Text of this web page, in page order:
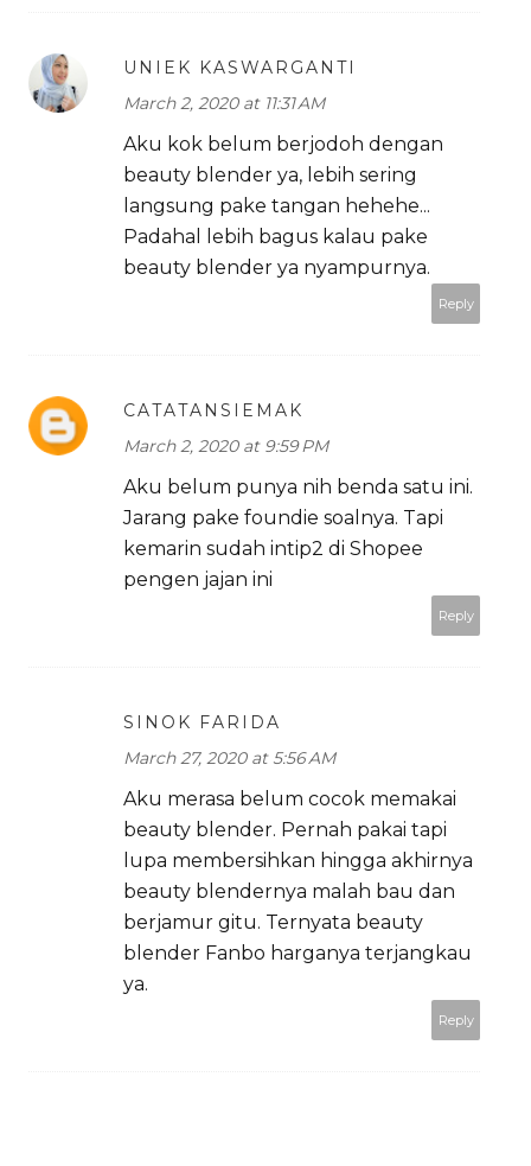
UNIEK KASWARGANTI
March 2, 2020 at 11:31 AM
Aku kok belum berjodoh dengan
beauty blender ya, lebih sering
langsung pake tangan hehehe...
Padahal lebih bagus kalau pake
beauty blender ya nyampurnya.
Reply
CATATANSIEMAK
March 2, 2020 at 9:59 PM
Aku belum punya nih benda satu ini.
Jarang pake foundie soalnya. Tapi
kemarin sudah intip2 di Shopee
pengen jajan ini
Reply
SINOK FARIDA
March 27, 2020 at 5:56 AM
Aku merasa belum cocok memakai
beauty blender. Pernah pakai tapi
lupa membersihkan hingga akhirnya
beauty blendernya malah bau dan
berjamur gitu. Ternyata beauty
blender Fanbo harganya terjangkau
ya.
Reply